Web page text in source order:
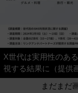
X世代は実用性のあ
視する結果に（提供
まだまだ